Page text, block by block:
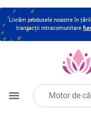
Livrăm produsele noastre în
tranzacții intracomunitare
menu